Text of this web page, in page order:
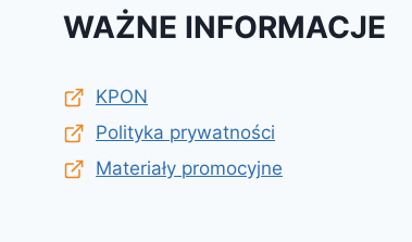
WAŻNE INFORMACJE
KPON
Polityka prywatności
Materiały promocyjne